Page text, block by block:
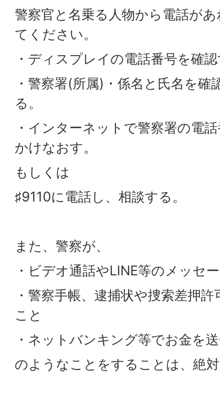
警察官と名乗る人物から電話が
てください。
・ディスプレイの電話番号を確
・警察署(所属)・係名と氏名を確
る。
・インターネットで警察署の電
かけなおす。
もしくは
♯9110に電話し、相談する。
また、警察が、
・ビデオ通話やLINE等のメッセ
・警察手帳、逮捕状や捜索差押
こと
・ネットバンキング等でお金を
のようなことをすることは、絶